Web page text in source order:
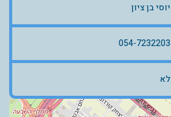
יוסי בן ציון
054-7232203
לא